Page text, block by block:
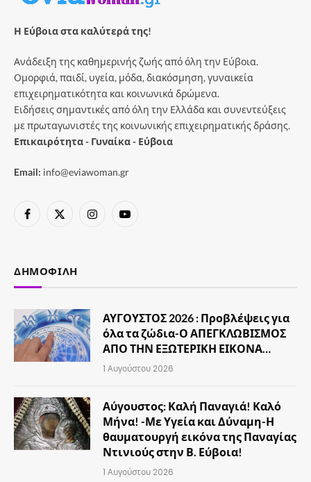
Η Εύβοια στα καλύτερά της!
Ανάδειξη της καθημερινής ζωής από όλη την Εύβοια.
Ομορφιά, παιδί, υγεία, μόδα, διακόσμηση, γυναικεία
επιχειρηματικότητα και κοινωνικά δρώμενα.
Ειδήσεις σημαντικές από όλη την Ελλάδα και συνεντεύξεις
με πρωταγωνιστές της κοινωνικής επιχειρηματικής δράσης.
Επικαιρότητα - Γυναίκα - Εύβοια
Email: info@eviawoman.gr
Facebook
X
InstagramYouTube
ΔΗΜΟΦΙΛΉ
ΑΥΓΟΥΣΤΟΣ 2026 : Προβλέψεις για
όλα τα ζώδια-Ο ΑΠΕΓΚΛΩΒΙΣΜΟΣ
ΑΠΟ ΤΗΝ ΕΞΩΤΕΡΙΚΗ ΕΙΚΟΝΑ…
1 Αυγούστου 2026
Αύγουστος: Καλή Παναγιά! Καλό
Μήνα! -Με Υγεία και Δύναμη-Η
θαυματουργή εικόνα της Παναγίας
Ντινιούς στην Β. Εύβοια!
1 Αυγούστου 2026